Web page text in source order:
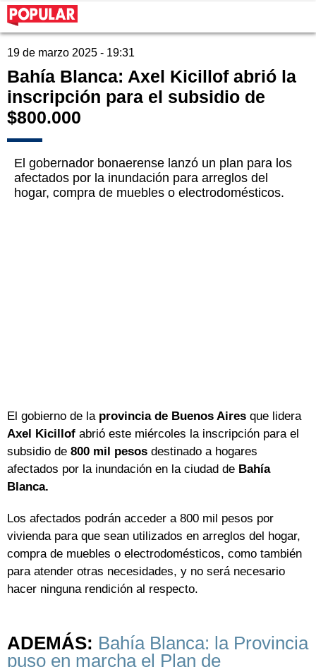
19 de marzo 2025 - 19:31
Bahía Blanca: Axel Kicillof abrió la
inscripción para el subsidio de
$800.000
El gobernador bonaerense lanzó un plan para los
afectados por la inundación para arreglos del
hogar, compra de muebles o electrodomésticos.
El gobierno de la provincia de Buenos Aires que lidera
Axel Kicillof abrió este miércoles la inscripción para el
subsidio de 800 mil pesos destinado a hogares
afectados por la inundación en la ciudad de Bahía
Blanca.
Los afectados podrán acceder a 800 mil pesos por
vivienda para que sean utilizados en arreglos del hogar,
compra de muebles o electrodomésticos, como también
para atender otras necesidades, y no será necesario
hacer ninguna rendición al respecto.
ADEMÁS: Bahía Blanca: la Provincia
puso en marcha el Plan de